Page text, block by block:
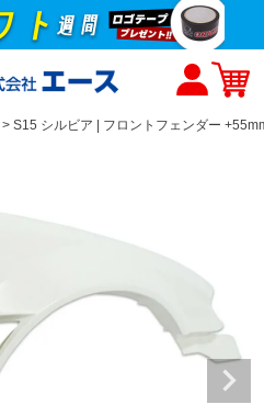
S15 シルビア | フロントフェンダー